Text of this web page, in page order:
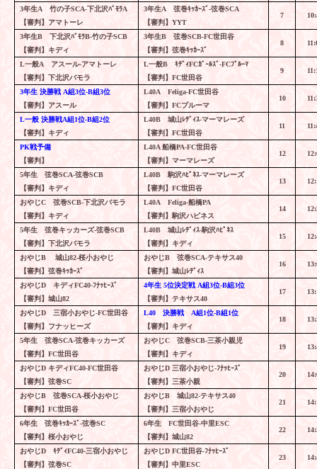
3年生A竹の子SCA-下北沢ﾊﾞﾓﾗA 3年生A弦巻ｷｯｶｰｽﾞ-弦巻SCA
7
【審判】アマトーレ
【審判】 YYT
3年生B下北沢ﾊﾞﾓﾗB-竹の子SCB 3年生B弦巻SCB-FC世田谷
8
【審判】キディ
【審判】弦巻ｷｯｶｰｽﾞ
L一般Aアスール-アマトーレ L一般BｷﾃﾞｨFCｶﾞｰﾙｽﾞ-FCﾌﾟﾙｰﾏ
9
【審判】下北沢バモラ
【審判】 FC世田谷
3年生 決勝戦 A組3位-B組3位 L40A Feliga-FC世田谷
10
【審判】アスール
【審判】 FCプルーマ
L一般 決勝戦A組1位-B組2位 L40B城山ﾚﾃﾞｨｽ-マーマレーズ
11
【審判】キディ
【審判】 FC世田谷
PK戦予備 L40A船橋PA-FC世田谷
12
【審判】
【審判】マーマレーズ
5年生 弦巻SCA-弦巻SCB L40B駒沢ﾊﾋﾟﾈｽ-マーマレーズ
13
【審判】キディ
【審判】 FC世田谷
おやじC弦巻SCB-下北沢バモラ L40A Feliga-船橋PA
14
【審判】キディ
【審判】駒沢ハピネス
5年生 弦巻キッカーズ-弦巻SCB L40B城山ﾚﾃﾞｨｽ-駒沢ﾊﾋﾟﾈｽ
15
【審判】下北沢バモラ
【審判】キディ
おやじB 城山82-桜小おやじ おやじB弦巻SCA-テキサス40
16
【審判】弦巻ｷｯｶｰｽﾞ
【審判】城山ﾚﾃﾞｨｽ
おやじDキディFC40-ﾌﾅｯﾋｰｽﾞ 4年生5位決定戦 A組3位-B組3位
17
【審判】城山82 【審判】テキサス40
おやじD三宿小おやじ-FC世田谷 L40決勝戦 A組1位-B組1位
18
【審判】フナッヒーズ
【審判】キディ
5年生 弦巻SCA-弦巻キッカーズ おやじC弦巻SCB-三茶小親児
19
【審判】 FC世田谷
【審判】キディ
おやじD キディFC40-FC世田谷 おやじD 三宿小おやじ-ﾌﾅｯﾋｰｽﾞ
20
【審判】弦巻SC
【審判】三茶小親
おやじB弦巻SCA-桜小おやじ おやじB城山82-テキサス40
21
【審判】 FC世田谷
【審判】三宿小おやじ
6年生 弦巻ｷｯｶｰｽﾞ-弦巻SC 6年生 FC世田谷-中里ESC
22
【審判】桜小おやじ
【審判】城山82
おやじDｷﾃﾞｨFC40-三宿小おやじ おやじD FC世田谷-ﾌﾅｯﾋｰｽﾞ
23
【審判】弦巻SC 【審判】中里ESC